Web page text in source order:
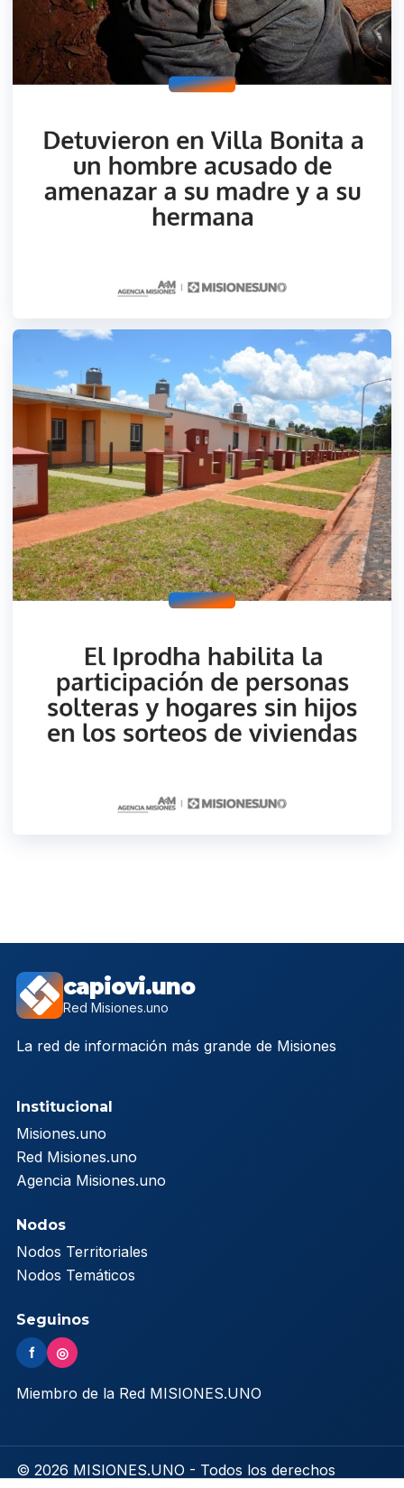
capiovi.uno
Red Misiones.uno
La red de información más grande de Misiones
Institucional
Misiones.uno
Red Misiones.uno
Agencia Misiones.uno
Nodos
Nodos Territoriales
Nodos Temáticos
Seguinos
f ◎
Miembro de la Red MISIONES.UNO
© 2026 MISIONES.UNO - Todos los derechos